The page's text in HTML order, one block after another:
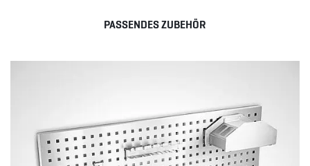
PASSENDES ZUBEHÖR